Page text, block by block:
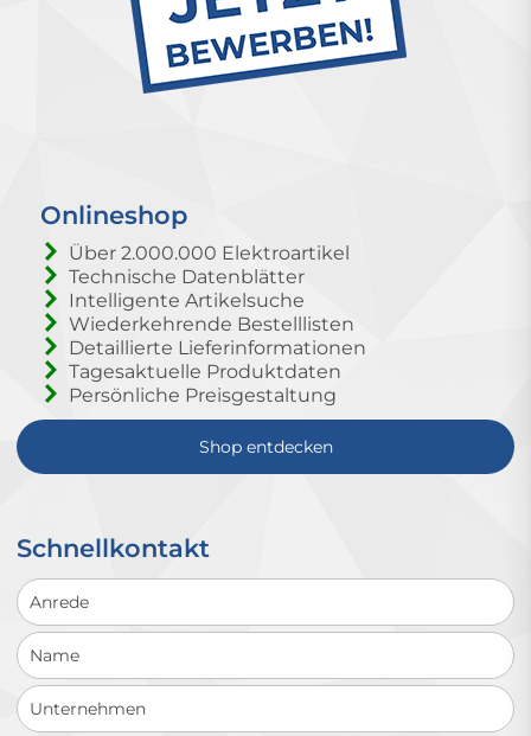
Onlineshop
Über 2.000.000 Elektroartikel
Technische Datenblätter
Intelligente Artikelsuche
Wiederkehrende Bestelllisten
Detaillierte Lieferinformationen
Tagesaktuelle Produktdaten
Persönliche Preisgestaltung
Shop entdecken
Schnellkontakt
Schnellkontakt